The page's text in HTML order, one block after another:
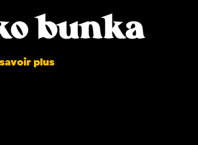
bunka
plus